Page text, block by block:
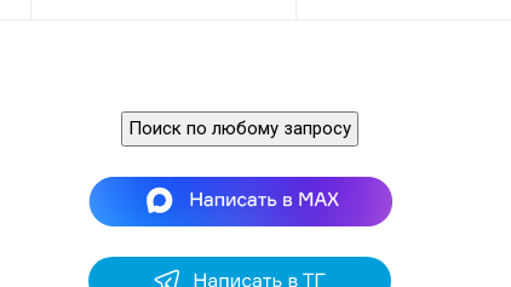
Поиск по любому запросу